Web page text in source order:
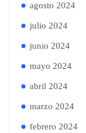
agosto 2024
julio 2024
junio 2024
mayo 2024
abril 2024
marzo 2024
febrero 2024